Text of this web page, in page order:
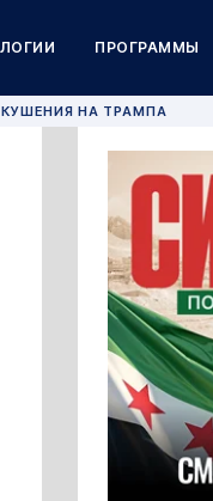
ПРОГРАММЫ
НА ТРАМПА